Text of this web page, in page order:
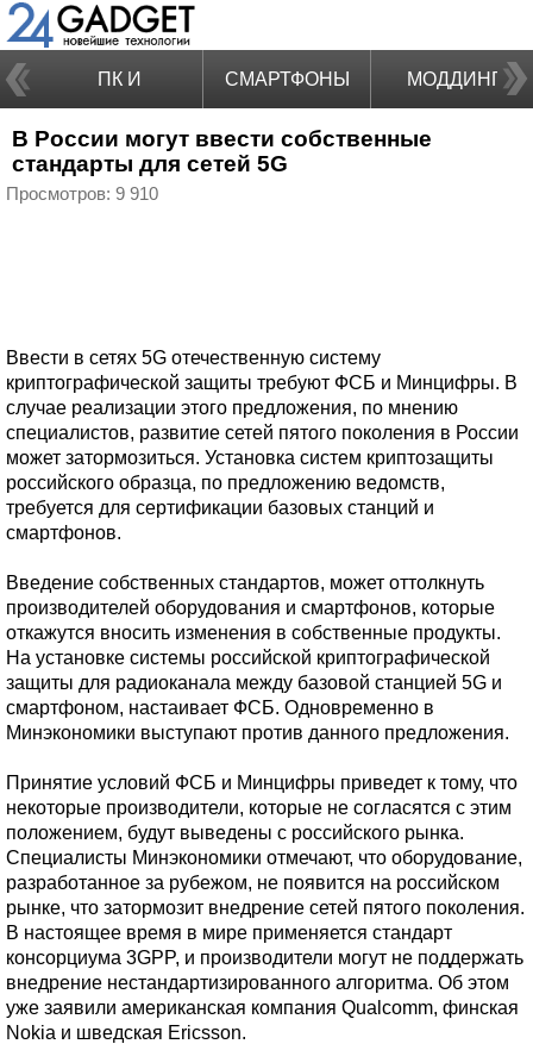
ПК И
НОУТБУКИ
СМАРТФОНЫ МОДДИНГ
В России могут ввести собственные
стандарты для сетей 5G
Просмотров: 9 910
Ввести в сетях 5G отечественную систему
криптографической защиты требуют ФСБ и Минцифры. В
случае реализации этого предложения, по мнению
специалистов, развитие сетей пятого поколения в России
может затормозиться. Установка систем криптозащиты
российского образца, по предложению ведомств,
требуется для сертификации базовых станций и
смартфонов.
Введение собственных стандартов, может оттолкнуть
производителей оборудования и смартфонов, которые
откажутся вносить изменения в собственные продукты.
На установке системы российской криптографической
защиты для радиоканала между базовой станцией 5G и
смартфоном, настаивает ФСБ. Одновременно в
Минэкономики выступают против данного предложения.
Принятие условий ФСБ и Минцифры приведет к тому, что
некоторые производители, которые не согласятся с этим
положением, будут выведены с российского рынка.
Специалисты Минэкономики отмечают, что оборудование,
разработанное за рубежом, не появится на российском
рынке, что затормозит внедрение сетей пятого поколения.
В настоящее время в мире применяется стандарт
консорциума 3GPP, и производители могут не поддержать
внедрение нестандартизированного алгоритма. Об этом
уже заявили американская компания Qualcomm, финская
Nokia и шведская Ericsson.